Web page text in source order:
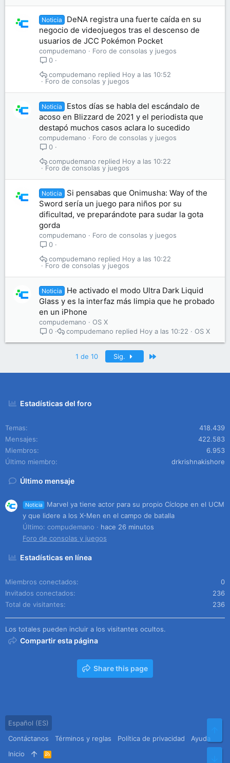
Noticia
DeNA registra una fuerte caída en su
negocio de videojuegos tras el descenso de
usuarios de JCC Pokémon Pocket
compudemano
Foro de consolas y juegos
0
Foro de consolas y juegos
Hoy a las 10:52
compudemano
Noticia
Estos días se habla del escándalo de
acoso en Blizzard de 2021 y el periodista que
destapó muchos casos aclara lo sucedido
compudemano
Foro de consolas y juegos
0
Foro de consolas y juegos
Hoy a las 10:22
compudemano
Noticia
Si pensabas que Onimusha: Way of the
Sword sería un juego para niños por su
dificultad, ve preparándote para sudar la gota
gorda
compudemano
Foro de consolas y juegos
0
Foro de consolas y juegos
Hoy a las 10:22
compudemano
Noticia
He activado el modo Ultra Dark Liquid
Glass y es la interfaz más limpia que he probado
en un iPhone
compudemano
OS X
0
OS X
Hoy a las 10:22
compudemano
1 de 10 Sig.
Estadísticas del foro
Temas
418.439
Mensajes
422.583
Miembros
6.953
Último miembro
drkrishnakishore
Último mensaje
Noticia
Marvel ya tiene actor para su propio Cíclope en el UCM
y que lidere a los X-Men en el campo de batalla
Último: compudemano
hace 26 minutos
Foro de consolas y juegos
Estadísticas en línea
Miembros conectados
0
Invitados conectados
236
Total de visitantes
236
Los totales pueden incluir a los visitantes ocultos.
Compartir esta página
Share this page
Español (ES)
Contáctanos
Términos y reglas Política de privacidad
Ayuda
Inicio
R
S